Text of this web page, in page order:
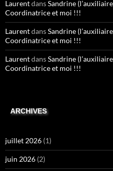
LaurentdansSandrine
Coordinatrice et moi !!!
LaurentdansSandrine
Coordinatrice et moi !!!
LaurentdansSandrine
Coordinatrice et moi !!!
ARCHIVES
juillet 2026 (1)
juin 2026 (2)